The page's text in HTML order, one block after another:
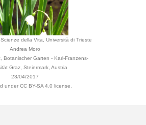
della Vita, Università di Trieste
Andrea Moro
Botanischer Garten - Karl-Franzens-
Graz, Steiermark, Austria
23/04/2017
under CC BY-SA 4.0 license.